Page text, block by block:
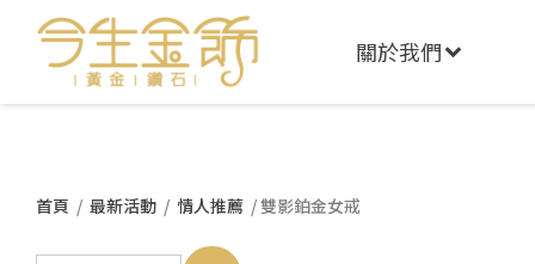
關於我們
首頁 / 最新活動 / 情人推薦 / 雙影鉑金女戒